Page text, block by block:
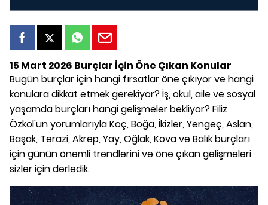
15 Mart 2026 Burçlar İçin Öne Çıkan Konular
Bugün burçlar için hangi fırsatlar öne çıkıyor ve hangi
konulara dikkat etmek gerekiyor? İş, okul, aile ve sosyal
yaşamda burçları hangi gelişmeler bekliyor? Filiz
Özkol'un yorumlarıyla Koç, Boğa, İkizler, Yengeç, Aslan,
Başak, Terazi, Akrep, Yay, Oğlak, Kova ve Balık burçları
için günün önemli trendlerini ve öne çıkan gelişmeleri
sizler için derledik.